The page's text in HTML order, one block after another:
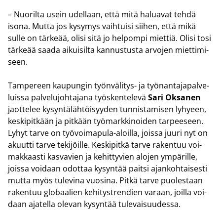
– Nuo­ril­ta usein udel­laan, että mitä ha­lua­vat tehdä
isona. Mutta jos ky­sy­mys vaih­tui­si sii­hen, että mikä
sulle on tär­ke­ää, olisi sitä jo hel­pom­pi miet­tiä. Olisi tosi
tär­ke­ää saada ai­kui­sil­ta kan­nus­tus­ta ar­vo­jen miet­ti­mi­
seen.
Tam­pe­reen kau­pun­gin työnvälitys-​ ja työ­nan­ta­ja­pal­ve­
luis­sa pal­ve­lu­joh­ta­ja­na työs­ken­te­le­vä Sari Ok­sa­nen
jaot­te­lee ky­syn­tä­läh­töi­syy­den tun­nis­ta­mi­sen ly­hyeen,
kes­ki­pit­kään ja pit­kään työ­mark­ki­noi­den tar­pee­seen.
Lyhyt tarve on työvoimapula-​aloilla, jois­sa juuri nyt on
akuut­ti tarve te­ki­jöil­le. Kes­ki­pit­kä tarve ra­ken­tuu voi­
mak­kaas­ti kas­va­vien ja ke­hit­ty­vien alo­jen ym­pä­ril­le,
jois­sa voi­daan odot­taa ky­syn­tää pait­si ajan­koh­tai­ses­ti
mutta myös tu­le­vi­na vuo­si­na. Pitkä tarve puo­les­taan
ra­ken­tuu glo­baa­lien ke­hi­ty­stren­dien va­raan, joil­la voi­
daan aja­tel­la ole­van ky­syn­tää tu­le­vai­suu­des­sa.